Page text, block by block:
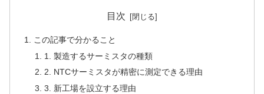
目次
この記事で分かること
1. 製造するサーミスタの種類
2. NTCサーミスタが精密に測定できる理由
3. 新工場を設立する理由